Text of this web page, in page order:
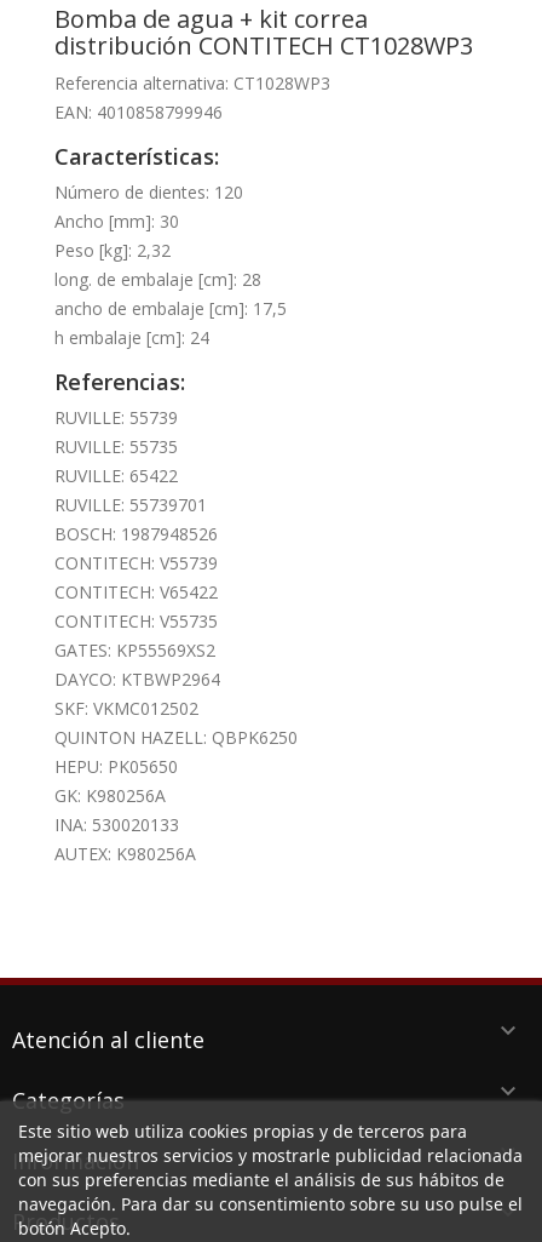
Bomba de agua + kit correa
distribución CONTITECH CT1028WP3
Referencia alternativa: CT1028WP3
EAN: 4010858799946
Características:
Número de dientes: 120
Ancho [mm]: 30
Peso [kg]: 2,32
long. de embalaje [cm]: 28
ancho de embalaje [cm]: 17,5
h embalaje [cm]: 24
Referencias:
RUVILLE: 55739
RUVILLE: 55735
RUVILLE: 65422
RUVILLE: 55739701
BOSCH: 1987948526
CONTITECH: V55739
CONTITECH: V65422
CONTITECH: V55735
GATES: KP55569XS2
DAYCO: KTBWP2964
SKF: VKMC012502
QUINTON HAZELL: QBPK6250
HEPU: PK05650
GK: K980256A
INA: 530020133
AUTEX: K980256A
Atención al cliente keyboard_arrow_down
Categorías keyboard_arrow_down
Información keyboard_arrow_down
Productos keyboard_arrow_down
Este sitio web utiliza cookies propias y de terceros para
mejorar nuestros servicios y mostrarle publicidad relacionada
con sus preferencias mediante el análisis de sus hábitos de
navegación. Para dar su consentimiento sobre su uso pulse el
botón Acepto.